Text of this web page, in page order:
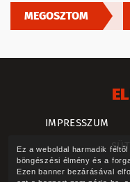
Ez a weboldal harmadik
böngészési élmény és a
Ezen banner bezárásával
MEGOSZTOM
IMPRESSZUM